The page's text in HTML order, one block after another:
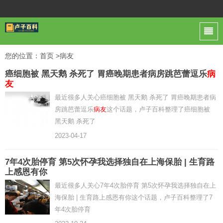
您的位置： 首页 >病友
癌细胞被 黑天鹅 杀死了 胃癌晚期患者病房跳芭蕾逗乐病
友
最近很多人关心癌细胞被 黑天鹅 杀死了 胃癌晚期患者病
房跳芭蕾逗乐病友这个话题，卢子百科整理了癌细胞被
黑天鹅 杀死了
2023-04-17
7年4次胎停育 第5次怀孕我选择独自在上海保胎 | 生育路
上感恩有你
最近很多人关心7年4次胎停育 第5次怀孕我选择独自在上
海保胎 | 生育路上感恩有你这个话题，卢子百科整理了7
年4次胎停育